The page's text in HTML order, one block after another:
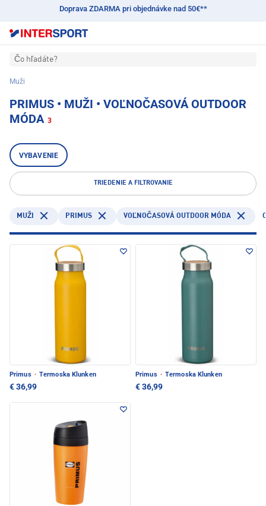
Doprava ZDARMA pri objednávke nad 50€**
Čo hľadáte?
Muži
PRIMUS • MUŽI • VOĽNOČASOVÁ OUTDOOR
MÓDA 3
VYBAVENIE
TRIEDENIE A FILTROVANIE
MUŽI PRIMUS VOĽNOČASOVÁ OUTDOOR MÓDA
Primus · Termoska Klunken
€ 36,99
Primus · Termoska Klunken
€ 36,99